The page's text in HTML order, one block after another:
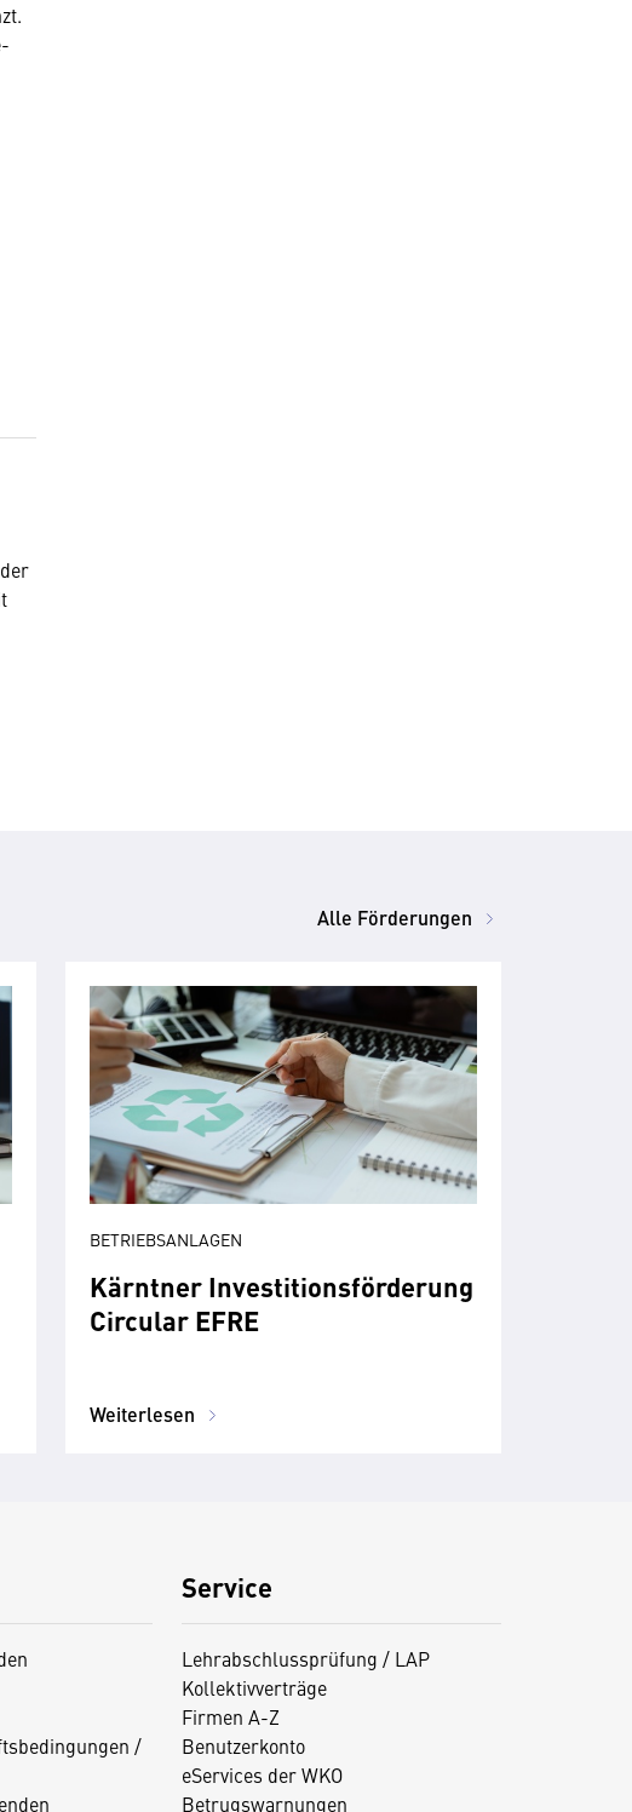
Alle Förderungen
BETRIEBSANLAGEN
Kärntner Investitionsförderung
Circular EFRE
Weiterlesen
/
Service
Lehrabschlussprüfung / LAP
Kollektivverträge
Firmen A-Z
Benutzerkonto
eServices der WKO
Betrugswarnungen